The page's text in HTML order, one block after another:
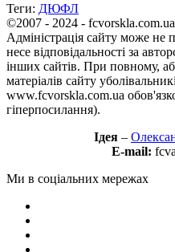
Теги: ДЮФЛ
©2007 - 2024 - fcvorskla.com.ua
Адміністрація сайту може не
несе відповідальності за
інших сайтів. При повному,
матеріалів сайту
www.fcvorskla.com.ua
гіперпосилання).
Ідея –
E-mail:
Ми в соціальних мережах